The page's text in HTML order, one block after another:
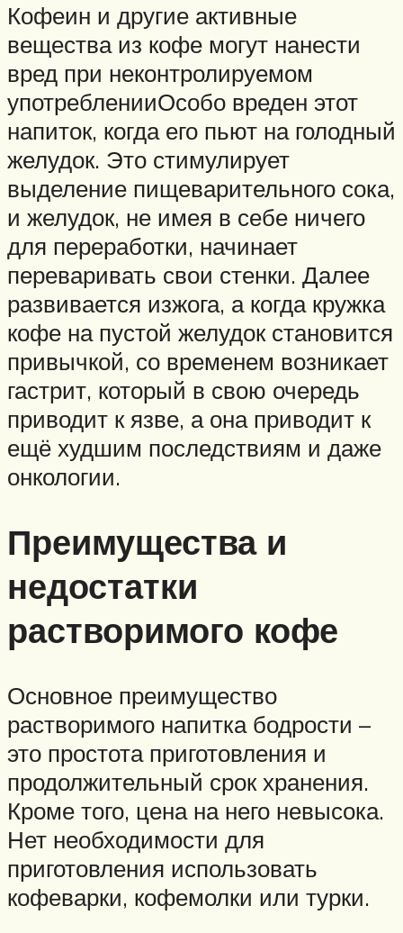
Кофеин и другие активные
вещества из кофе могут нанести
вред при неконтролируемом
употребленииОсобо вреден этот
напиток, когда его пьют на голодный
желудок. Это стимулирует
выделение пищеварительного сока,
и желудок, не имея в себе ничего
для переработки, начинает
переваривать свои стенки. Далее
развивается изжога, а когда кружка
кофе на пустой желудок становится
привычкой, со временем возникает
гастрит, который в свою очередь
приводит к язве, а она приводит к
ещё худшим последствиям и даже
онкологии.
Преимущества и
недостатки
растворимого кофе
Основное преимущество
растворимого напитка бодрости –
это простота приготовления и
продолжительный срок хранения.
Кроме того, цена на него невысока.
Нет необходимости для
приготовления использовать
кофеварки, кофемолки или турки.